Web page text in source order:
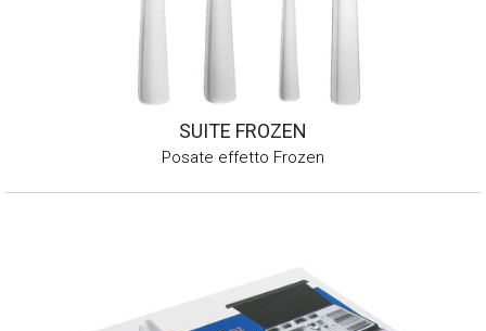
SUITE FROZEN
Posate effetto Frozen